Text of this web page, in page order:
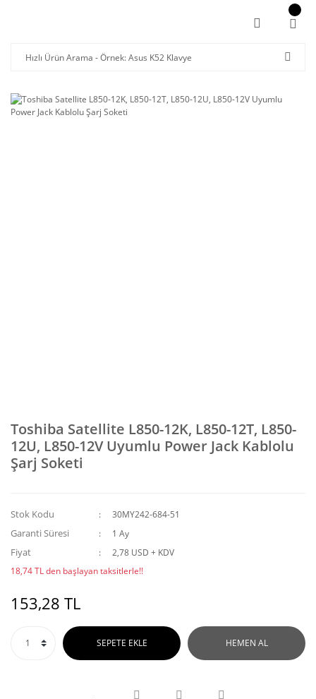
Toshiba Satellite L850-12K, L850-12T, L850-
12U, L850-12V Uyumlu Power Jack Kablolu
Şarj Soketi
Stok Kodu 30MY242-684-51
Garanti Süresi 1 Ay
Fiyat
2,78 USD + KDV
18,74 TL den başlayan taksitlerle!!
153,28 TL
SEPETE EKLE HEMEN AL